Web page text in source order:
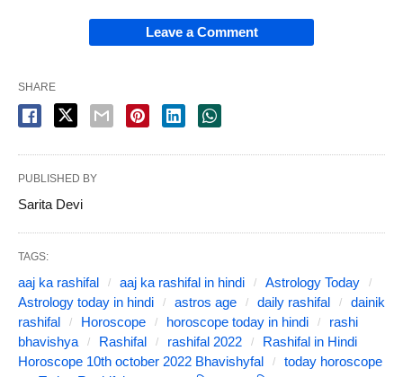
Leave a Comment
SHARE
PUBLISHED BY
Sarita Devi
TAGS:
aaj ka rashifal aaj ka rashifal in hindi
Astrology Today
Astrology today in hindi
astros age daily rashifal
dainik
rashifal
Horoscope horoscope today in hindi
rashi
bhavishya
Rashifal rashifal 2022
Rashifal in Hindi
Horoscope 10th october 2022 Bhavishyfal
today horoscope